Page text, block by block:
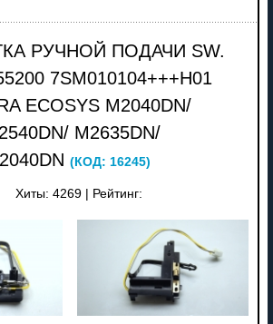
РУЧНОЙ ПОДАЧИ SW.
7SM010104+++H01
ECOSYS M2040DN/
M2635DN/
(КОД: 16245)
Хиты: 4269 Рейтинг: